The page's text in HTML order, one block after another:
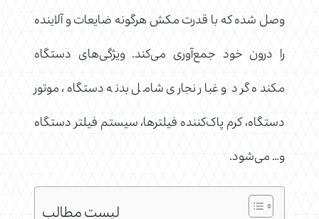
وصل شده که با قدرت مکش هرگونه ضایعات و آلاینده
را درون خود جمع‌آوری می‌کند. ویژگی‌های دستگاه
مکنده گرد و غبار نجاری شامل بدنه دستگاه، موتور
دستگاه، کرم پاک‌کننده فیلتر‌ها، سیستم فیلتر دستگاه
و… می‌شود.
لیست مطالب